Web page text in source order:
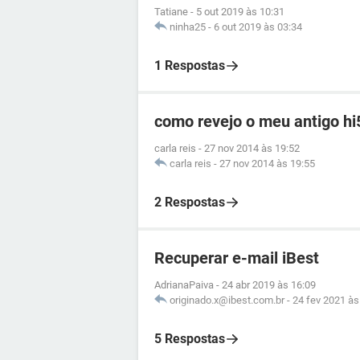
Tatiane - 5 out 2019 às 10:31
ninha25 - 6 out 2019 às 03:34
1 Respostas
como revejo o meu antigo
carla reis - 27 nov 2014 às 19:52
carla reis - 27 nov 2014 às 19:55
2 Respostas
Recuperar e-mail iBest
AdrianaPaiva - 24 abr 2019 às 16:09
originado.x@ibest.com.br - 24 fev 2021
5 Respostas